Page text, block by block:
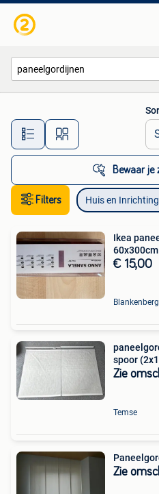
Alle
Bewaar je
Filters Huis en Inrichting
Ikea
€ 15,00
spoor
Zie
Temse
Zie